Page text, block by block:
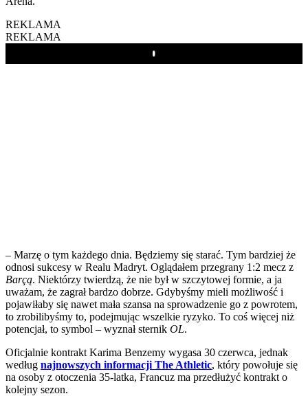
REKLAMA
REKLAMA
Play
– Marzę o tym każdego dnia. Będziemy się starać. Tym bardziej że
odnosi sukcesy w Realu Madryt. Oglądałem przegrany 1:2 mecz z
Barçą. Niektórzy twierdzą, że nie był w szczytowej formie, a ja
uważam, że zagrał bardzo dobrze. Gdybyśmy mieli możliwość i
pojawiłaby się nawet mała szansa na sprowadzenie go z powrotem,
to zrobilibyśmy to, podejmując wszelkie ryzyko. To coś więcej niż
potencjał, to symbol – wyznał sternik OL.
Oficjalnie kontrakt Karima Benzemy wygasa 30 czerwca, jednak
według najnowszych informacji The Athletic, który powołuje się
na osoby z otoczenia 35-latka, Francuz ma przedłużyć kontrakt o
kolejny sezon.